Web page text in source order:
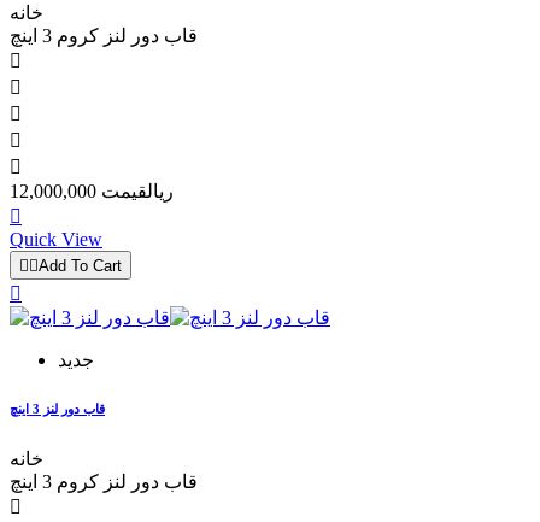
خانه
قاب دور لنز کروم 3 اینچ





12,000,000 ریالقیمت

Quick View
 Add To Cart

جدید
قاب دور لنز 3 اینچ
خانه
قاب دور لنز کروم 3 اینچ
